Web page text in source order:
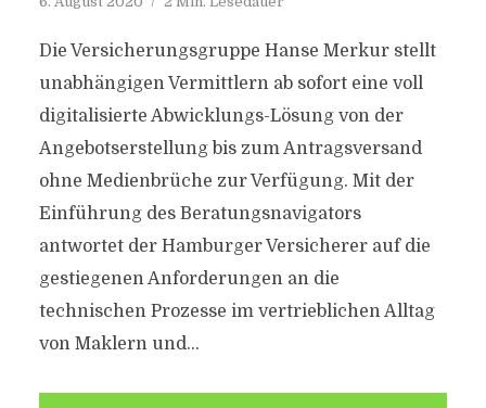
Die Versicherungsgruppe Hanse Merkur stellt
unabhängigen Vermittlern ab sofort eine voll
digitalisierte Abwicklungs-Lösung von der
Angebotserstellung bis zum Antragsversand
ohne Medienbrüche zur Verfügung. Mit der
Einführung des Beratungsnavigators
antwortet der Hamburger Versicherer auf die
gestiegenen Anforderungen an die
technischen Prozesse im vertrieblichen Alltag
von Maklern und...